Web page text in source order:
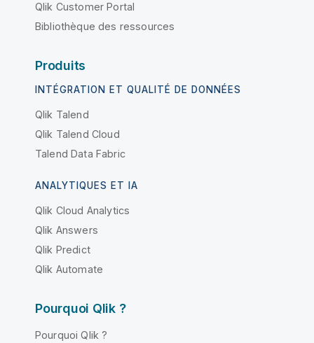
Qlik Customer Portal
Bibliothèque des ressources
Produits
INTÉGRATION ET QUALITÉ DE DONNÉES
Qlik Talend
Qlik Talend Cloud
Talend Data Fabric
ANALYTIQUES ET IA
Qlik Cloud Analytics
Qlik Answers
Qlik Predict
Qlik Automate
Pourquoi Qlik ?
Pourquoi Qlik ?